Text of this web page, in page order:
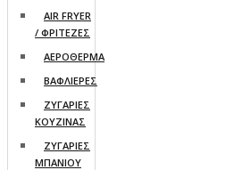
AIR FRYER
/ ΦΡΙΤΕΖΕΣ
ΑΕΡΟΘΕΡΜΑ
ΒΑΦΛΙΕΡΕΣ
ΖΥΓΑΡΙΕΣ
ΚΟΥΖΙΝΑΣ
ΖΥΓΑΡΙΕΣ
ΜΠΑΝΙΟΥ